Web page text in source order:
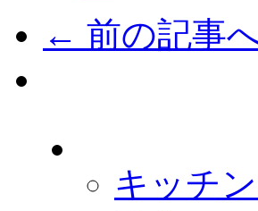
← 前の記事
キッチ